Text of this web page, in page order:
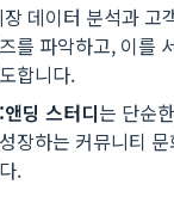
장 데이터 분석과 고
를 파악하고, 이를
합니다.
앤딩 스터디는 단순
장하는 커뮤니티
.